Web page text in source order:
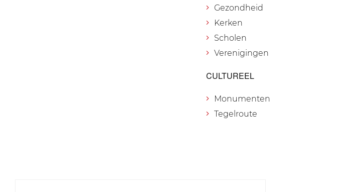
Gezondheid
Kerken
Scholen
Verenigingen
CULTUREEL
Monumenten
Tegelroute